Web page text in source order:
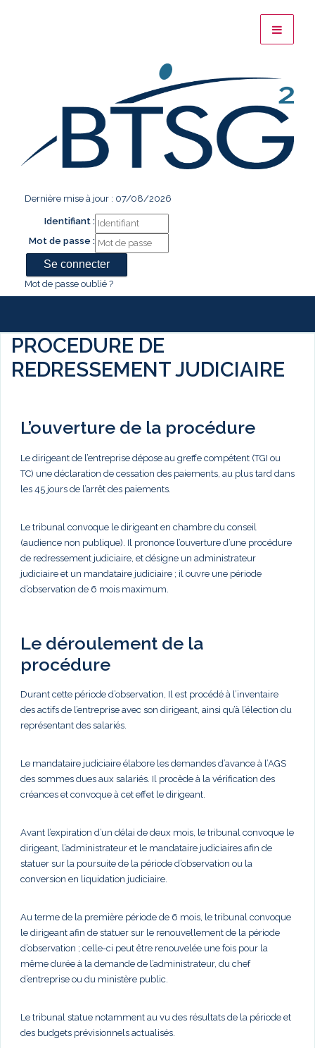
Dernière mise à jour : 07/08/2026
Identifiant :
Mot de passe :
Mot de passe oublié ?
PROCEDURE DE
REDRESSEMENT JUDICIAIRE
L’ouverture de la procédure
Le dirigeant de l’entreprise dépose au greffe compétent (TGI ou
TC) une déclaration de cessation des paiements, au plus tard dans
les 45 jours de l’arrêt des paiements.
Le tribunal convoque le dirigeant en chambre du conseil
(audience non publique). Il prononce l’ouverture d’une procédure
de redressement judiciaire, et désigne un administrateur
judiciaire et un mandataire judiciaire ; il ouvre une période
d’observation de 6 mois maximum.
Le déroulement de la
procédure
Durant cette période d’observation, Il est procédé à l’inventaire
des actifs de l’entreprise avec son dirigeant, ainsi qu’à l’élection du
représentant des salariés.
Le mandataire judiciaire élabore les demandes d’avance à l’AGS
des sommes dues aux salariés. Il procède à la vérification des
créances et convoque à cet effet le dirigeant.
Avant l’expiration d’un délai de deux mois, le tribunal convoque le
dirigeant, l’administrateur et le mandataire judiciaires afin de
statuer sur la poursuite de la période d’observation ou la
conversion en liquidation judiciaire.
Au terme de la première période de 6 mois, le tribunal convoque
le dirigeant afin de statuer sur le renouvellement de la période
d’observation ; celle-ci peut être renouvelée une fois pour la
même durée à la demande de l’administrateur, du chef
d’entreprise ou du ministère public.
Le tribunal statue notamment au vu des résultats de la période et
des budgets prévisionnels actualisés.